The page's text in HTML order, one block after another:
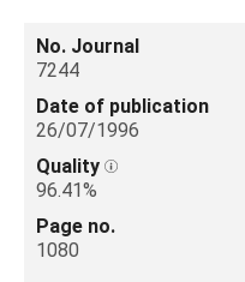
No. Journal
7244
Date of publication
26/07/1996
Quality
96.41%
Page no.
1080